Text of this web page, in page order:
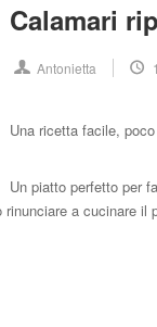
Calamari
Antonietta
Una ricetta facile,
Un piatto perfetto per
a cucinare il